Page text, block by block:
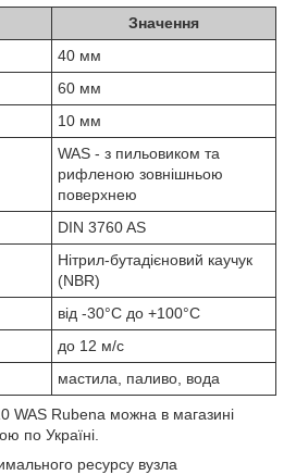
Значення
40 мм
60 мм
10 мм
WAS - з пильовиком та
рифленою зовнішньою
поверхнею
DIN 3760 AS
Нітрил-бутадієновий каучук
(NBR)
від -30°C до +100°C
до 12 м/с
мастила, паливо, вода
WAS Rubena можна в магазині
по Україні.
ресурсу вузла